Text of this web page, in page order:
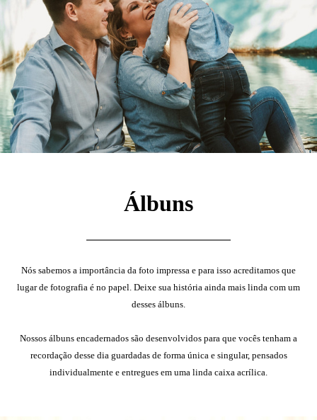
Álbuns
Nós sabemos a importância da foto impressa e para isso acreditamos que
lugar de fotografia é no papel. Deixe sua história ainda mais linda com um
desses álbuns.
Nossos álbuns encadernados são desenvolvidos para que vocês tenham a
recordação desse dia guardadas de forma única e singular, pensados
individualmente e entregues em uma linda caixa acrílica.